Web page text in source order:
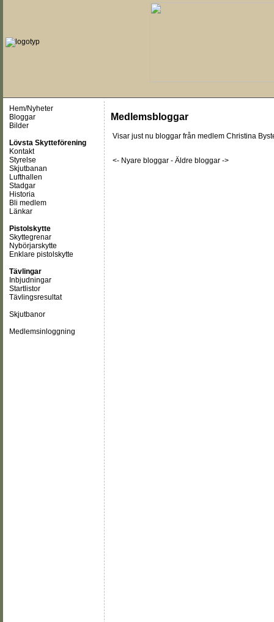
Hem/Nyheter
Bloggar
Bilder
Lövsta Skytteförening
Kontakt
Styrelse
Skjutbanan
Lufthallen
Stadgar
Historia
Bli medlem
Länkar
Pistolskytte
Skyttegrenar
Nybörjarskytte
Enklare pistolskytte
Tävlingar
Inbjudningar
Startlistor
Tävlingsresultat
Skjutbanor
Medlemsinloggning
Medlemsbloggar
Visar just nu bloggar från medlem Christina
<- Nyare bloggar - Äldre bloggar ->